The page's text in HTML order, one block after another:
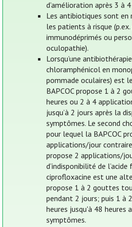
d’amélioration après 3 à
Les antibiotiques sont en
les patients à risque
immunodéprimés ou
oculopathie).
Lorsqu’une
chloramphénicol en
pommade oculaires) est
BAPCOC propose 1 à 2
heures ou 2 à 4
jusqu’à 2 jours après la
symptômes. Le second
pour lequel la BAPCOC
applications/jour
propose 2 applications/
d’indisponibilité de
ciprofloxacine est une
propose 1 à 2 gouttes
pendant 2 jours; puis 1
heures jusqu'à 48 heures
symptômes.